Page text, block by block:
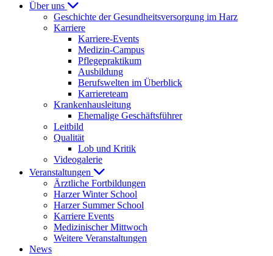
Über uns
Geschichte der Gesundheitsversorgung im Harz
Karriere
Karriere-Events
Medizin-Campus
Pflegepraktikum
Ausbildung
Berufswelten im Überblick
Karriereteam
Krankenhausleitung
Ehemalige Geschäftsführer
Leitbild
Qualität
Lob und Kritik
Videogalerie
Veranstaltungen
Ärztliche Fortbildungen
Harzer Winter School
Harzer Summer School
Karriere Events
Medizinischer Mittwoch
Weitere Veranstaltungen
News